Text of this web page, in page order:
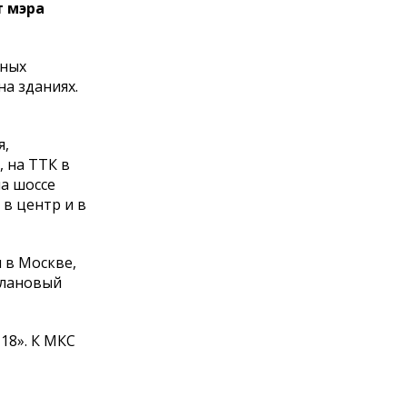
мэра
зданиях.
на ТТК в
шоссе
центр и в
в Москве,
К МКС